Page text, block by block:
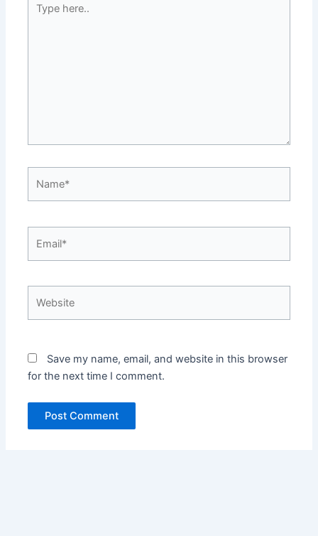
here..
Save my name, email, and website in this browser
for the next time I comment.